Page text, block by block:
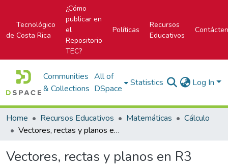
Tecnológico
de Costa Rica
¿Cómo
publicar en
el
Repositorio
TEC?
Políticas
Recursos
Educativos
Communities
& Collections
All of
DSpace
Statistics Log In
Home Recursos Educativos Matemáticas
Cálculo
Vectores, rectas y planos en R3
Vectores, rectas y planos en R3